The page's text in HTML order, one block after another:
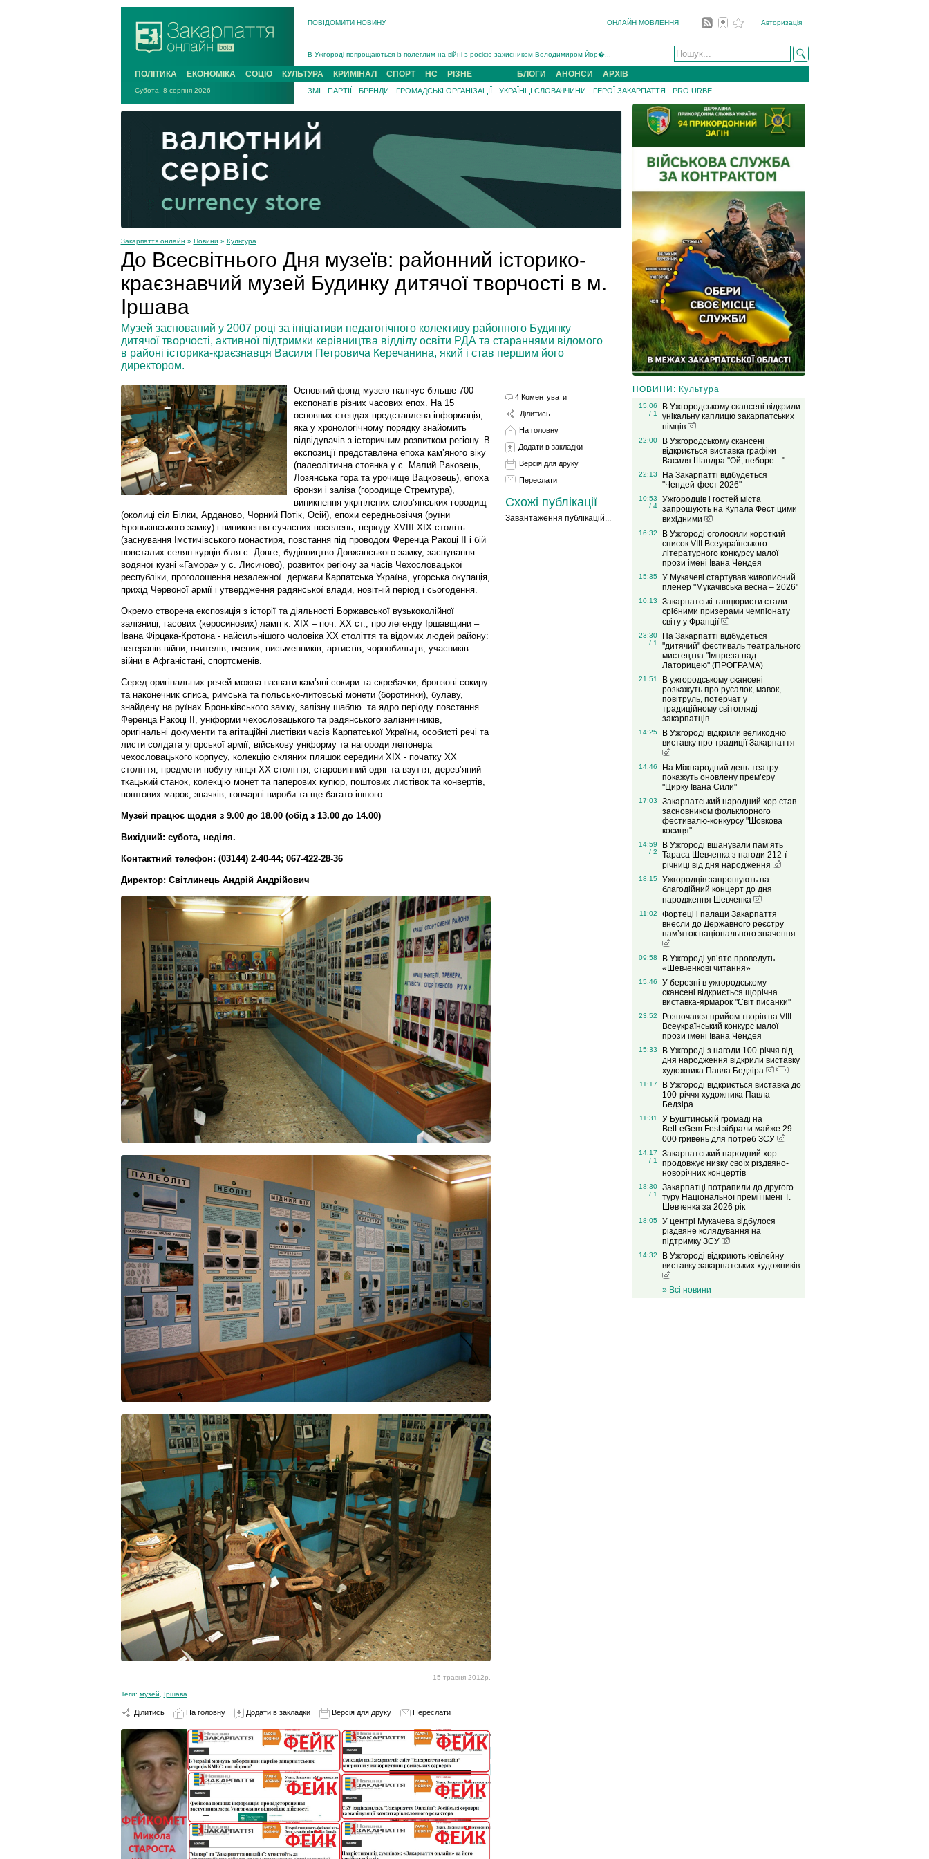
ПОВІДОМИТИ НОВИНУ ОНЛАЙН МОВЛЕННЯ Авторизація
В Ужгороді попрощаються із полеглим на війні з росією захисником Володимиром Йор�...
В Ужгороді 5 серпня попрощаються із захисником Богданом Югасом, який два роки �...
Підтвердили загибель захисника із Нанкова на Хустщині Юліана Гербея (ФОТО)[/gree...
На війні з рф поліг військовий з Виноградова Ігнат Роздяловський (ФОТО)...
На Хустщині внаслідок ДТП за участі трьох авто постраждали 13 людей (ФОТО)...
Інструктора районного ТЦК на Закарпатті судитимуть за обвинувачен...
ПОЛІТИКА ЕКОНОМІКА СОЦІО КУЛЬТУРА КРИМІНАЛ СПОРТ НС РІЗНЕ БЛОГИ АНОНСИ АРХІВ
Субота, 8 серпня 2026 ЗМІ ПАРТІЇ БРЕНДИ ГРОМАДСЬКІ ОРГАНІЗАЦІЇ УКРАЇНЦІ СЛОВАЧЧИНИ ГЕРОЇ ЗАКАРПАТТЯ PRO URBE
Закарпаття онлайн » Новини » Культура
До Всесвітнього Дня музеїв: районний історико-
краєзнавчий музей Будинку дитячої творчості в м.
Іршава
Музей заснований у 2007 році за ініціативи педагогічного колективу районного Будинку
дитячої творчості, активної підтримки керівництва відділу освіти РДА та стараннями відомого
в районі історика-краєзнавця Василя Петровича Керечанина, який і став першим його
директором.
Основний фонд музею налічує більше 700
експонатів різних часових епох. На 15
основних стендах представлена інформація,
яка у хронологічному порядку знайомить
відвідувачів з історичним розвитком регіону. В
експозиції представлена епоха кам’яного віку
(палеолітична стоянка у с. Малий Раковець,
Лозянська гора та урочище Вацковець), епоха
бронзи і заліза (городище Стремтура),
виникнення укріплених слов’янських городищ
(околиці сіл Білки, Арданово, Чорний Потік, Осій), епохи середньовіччя (руїни
Броньківського замку) і виникнення сучасних поселень, періоду XVIII-XIX століть
(заснування Імстичівського монастиря, повстання під проводом Ференца Ракоці ІІ і бій
повсталих селян-курців біля с. Довге, будівництво Довжанського замку, заснування
водяної кузні «Гамора» у с. Лисичово), розвиток регіону за часів Чехословацької
республіки, проголошення незалежної держави Карпатська Україна, угорська окупація,
прихід Червоної армії і утвердження радянської влади, новітній період і сьогодення.
Окремо створена експозиція з історії та діяльності Боржавської вузькоколійної
залізниці, гасових (керосинових) ламп к. ХІХ – поч. ХХ ст., про легенду Іршавщини –
Івана Фірцака-Кротона - найсильнішого чоловіка ХХ століття та відомих людей району:
ветеранів війни, вчителів, вчених, письменників, артистів, чорнобильців, учасників
війни в Афганістані, спортсменів.
Серед оригінальних речей можна назвати кам’яні сокири та скребачки, бронзові сокиру
та наконечник списа, римська та польсько-литовські монети (боротинки), булаву,
знайдену на руїнах Броньківського замку, залізну шаблю та ядро періоду повстання
Ференца Ракоці ІІ, уніформи чехословацького та радянського залізничників,
оригінальні документи та агітаційні листівки часів Карпатської України, особисті речі та
листи солдата угорської армії, військову уніформу та нагороди легіонера
чехословацького корпусу, колекцію скляних пляшок середини XIX - початку XX
століття, предмети побуту кінця XX століття, старовинний одяг та взуття, дерев’яний
ткацький станок, колекцію монет та паперових купюр, поштових листівок та конвертів,
поштових марок, значків, гончарні вироби та ще багато іншого.
Музей працює щодня з 9.00 до 18.00 (обід з 13.00 до 14.00)
Вихідний: субота, неділя.
Контактний телефон: (03144) 2-40-44; 067-422-28-36
Директор: Світлинець Андрій Андрійович
15 травня 2012р.
Теги: музей Іршава
Ділитись На головну Додати в закладки Версія для друку Переслати
4 Коментувати
Ділитись
На головну
Додати в закладки
Версія для друку
Переслати
Схожі публікації
Завантаження публікацій...
НОВИНИ: Культура
15:06
/ 1
В Ужгородському скансені відкрили
унікальну каплицю закарпатських
німців
22:00
В Ужгородському скансені
відкриється виставка графіки
Василя Шандра "Ой, неборе…"
22:13
На Закарпатті відбудеться
"Чендей-фест 2026"
10:53
/ 4
Ужгородців і гостей міста
запрошують на Купала Фест цими
вихідними
16:32
В Ужгороді оголосили короткий
список VIІІ Всеукраїнського
літературного конкурсу малої
прози імені Івана Чендея
15:35
У Мукачеві стартував живописний
пленер "Мукачівська весна – 2026"
10:13
Закарпатські танцюристи стали
срібними призерами чемпіонату
світу у Франції
23:30
/ 1
На Закарпатті відбудеться
"дитячий" фестиваль театрального
мистецтва "Імпреза над
Латорицею" (ПРОГРАМА)
21:51
В ужгородському скансені
розкажуть про русалок, мавок,
повітруль, потерчат у
традиційному світогляді
закарпатців
14:25
В Ужгороді відкрили великодню
виставку про традиції Закарпаття
14:46
На Міжнародний день театру
покажуть оновлену прем’єру
"Цирку Івана Сили"
17:03
Закарпатський народний хор став
засновником фольклорного
фестивалю-конкурсу "Шовкова
косиця"
14:59
/ 2
В Ужгороді вшанували пам’ять
Тараса Шевченка з нагоди 212-ї
річниці від дня народження
18:15
Ужгородців запрошують на
благодійний концерт до дня
народження Шевченка
11:02
Фортеці і палаци Закарпаття
внесли до Державного реєстру
пам’яток національного значення
09:58
В Ужгороді уп’яте проведуть
«Шевченкові читання»
15:46
У березні в ужгородському
скансені відкриється щорічна
виставка-ярмарок "Світ писанки"
23:52
Розпочався прийом творів на VІIІ
Всеукраїнський конкурс малої
прози імені Івана Чендея
15:33
В Ужгороді з нагоди 100-річчя від
дня народження відкрили виставку
художника Павла Бедзіра
11:17
В Ужгороді відкриється виставка до
100-річчя художника Павла
Бедзіра
11:31
У Буштинській громаді на
BetLeGem Fest зібрали майже 29
000 гривень для потреб ЗСУ
14:17
/ 1
Закарпатський народний хор
продовжує низку своїх різдвяно-
новорічних концертів
18:30
/ 1
Закарпатці потрапили до другого
туру Національної премії імені Т.
Шевченка за 2026 рік
18:05
У центрі Мукачева відбулося
різдвяне колядування на
підтримку ЗСУ
14:32
В Ужгороді відкриють ювілейну
виставку закарпатських художників
» Всі новини